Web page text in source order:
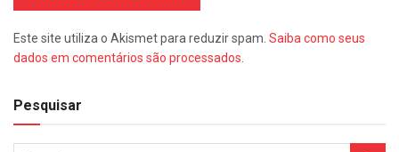
Este site utiliza o Akismet para reduzir spam. Saiba como seus
dados em comentários são processados
Pesquisar